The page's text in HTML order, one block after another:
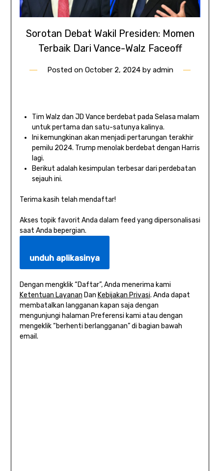
Sorotan Debat Wakil Presiden: Momen
Terbaik Dari Vance-Walz Faceoff
Posted on October 2, 2024by admin
Tim Walz dan JD Vance berdebat pada Selasa malam
untuk pertama dan satu-satunya kalinya.
Ini kemungkinan akan menjadi pertarungan terakhir
pemilu 2024. Trump menolak berdebat dengan Harris
lagi.
Berikut adalah kesimpulan terbesar dari perdebatan
sejauh ini.
Terima kasih telah mendaftar!
Akses topik favorit Anda dalam feed yang dipersonalisasi
saat Anda bepergian.
unduh aplikasinya
Dengan mengklik “Daftar”, Anda menerima kami
Ketentuan Layanan Dan Kebijakan Privasi. Anda dapat
membatalkan langganan kapan saja dengan
mengunjungi halaman Preferensi kami atau dengan
mengeklik “berhenti berlangganan” di bagian bawah
email.